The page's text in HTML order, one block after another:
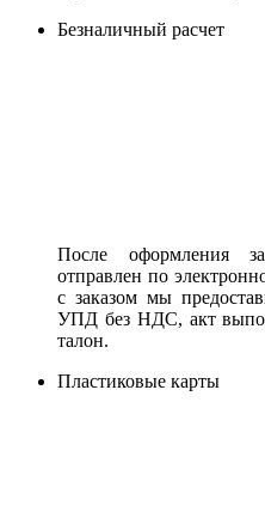
Безналичный расчет
После оформления
отправлен по
с заказом мы
УПД без НДС, акт
талон.
Пластиковые карты